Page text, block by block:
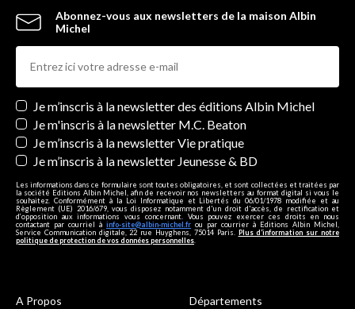
Abonnez-vous aux newsletters de la maison Albin
Michel
Newsletters
Je m’inscris à la newsletter des éditions Albin Michel
Je m'inscris à la newsletter M.C. Beaton
Je m’inscris à la newsletter Vie pratique
Je m’inscris à la newsletter Jeunesse & BD
Les informations dans ce formulaire sont toutes obligatoires, et sont collectées et traitées par
la société Editions Albin Michel, afin de recevoir nos newsletters au format digital si vous le
souhaitez. Conformément à la Loi Informatique et Libertés du 06/01/1978 modifiée et au
Règlement (UE) 2016/679, vous disposez notamment d'un droit d'accès, de rectification et
d’opposition aux informations vous concernant. Vous pouvez exercer ces droits en nous
contactant par courriel à info-site@albin-michel.fr ou par courrier à Editions Albin Michel,
Service Communication digitale, 22 rue Huyghens, 75014 Paris. Plus d’information sur notre
politique de protection de vos données personnelles
A Propos Départements